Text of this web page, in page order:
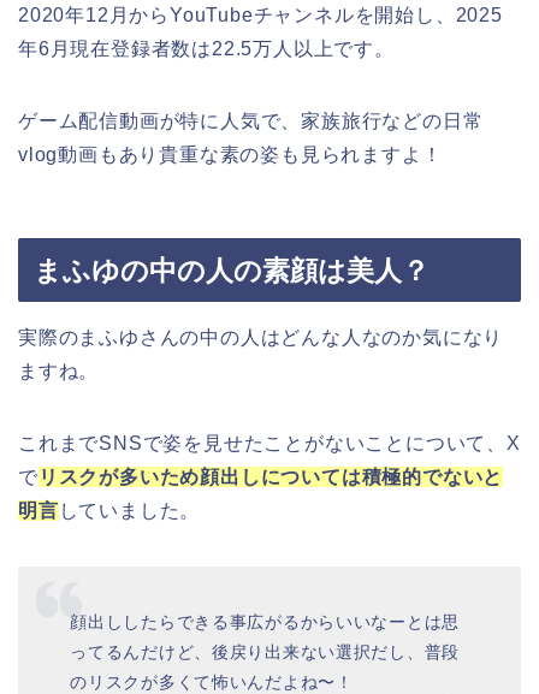
2020年12月からYouTubeチャンネルを開始し、2025
年6月現在登録者数は22.5万人以上です。
ゲーム配信動画が特に人気で、家族旅行などの日常
vlog動画もあり貴重な素の姿も見られますよ！
まふゆの中の人の素顔は美人？
実際のまふゆさんの中の人はどんな人なのか気になり
ますね。
これまでSNSで姿を見せたことがないことについて、X
で リスクが多いため顔出しについては積極的でないと
明言 していました。
顔出ししたらできる事広がるからいいなーとは思
ってるんだけど、後戻り出来ない選択だし、普段
のリスクが多くて怖いんだよね〜！